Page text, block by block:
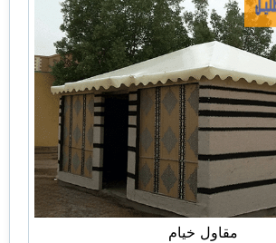
مقاول خيام